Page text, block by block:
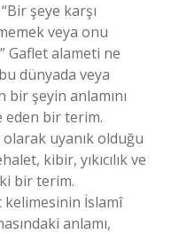
şeye karşı
veya onu
Gaflet alameti ne
dünyada veya
şeyin anlamını
eden bir terim.
uyanık olduğu
kibir, yıkıcılık ve
bir terim.
kelimesinin İslamî
anlamı,